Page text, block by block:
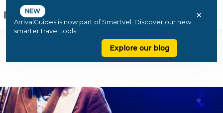
NEW
ArrivalGuides is now part of Smartvel. Discover our new
smarter travel tools
Explore our blog
×